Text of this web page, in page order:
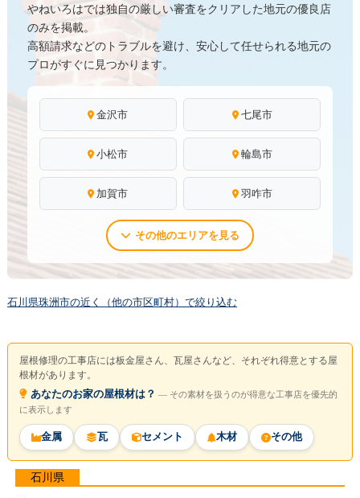
やねいろはでは独自の厳しい審査をクリアした地元の優良店
のみを掲載。
高額請求などのトラブルを避け、安心して任せられる地元の
プロがすぐに見つかります。
金沢市 七尾市
小松市 輪島市
加賀市 羽咋市
その他のエリアを見る
石川県珠洲市の近く（他の市区町村）で絞り込む
屋根修理の工事店には板金屋さん、瓦屋さんなど、それぞれ得意とする屋
根材があります。
あなたのお家の屋根材は？ ― その素材を扱うのが得意な工事店を優先的
に表示します
金属 瓦 セメント 木材 その他
石川県